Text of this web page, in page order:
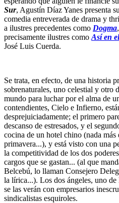
Sur, Agustín Díaz Yanes presenta
comedia entreverada de drama y
a ilustres precedentes como Dogma
precisamente ilustres como Así en
José Luis Cuerda.
Se trata, en efecto, de una historia
sobrenaturales, uno celestial y otro
mundo para luchar por el alma de
contendientes, Cielo e Infierno,
desprejuiciadamente; el primero
descanso de estresados, y el
cocina de un hotel chino (nada
primavera...), y está visto con una
la competitividad de los dos
cargos que se gastan... (al que
Belcebú, lo llaman Consejero
la lírica...). Los dos ángeles, uno
se las verán con empresarios
sindicalistas esquiroles.